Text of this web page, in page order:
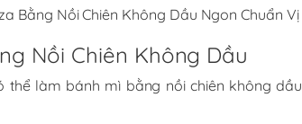
Bằng Nồi Chiên Không Dầu Ngon Chuẩn Vị
Nồi Chiên Không Dầu
thể làm bánh mì bằng nồi chiên không